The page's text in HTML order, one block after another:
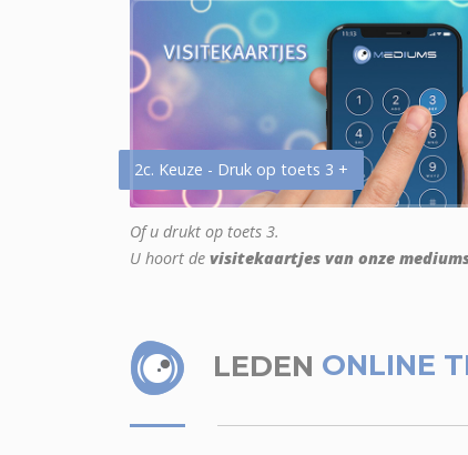
2c. Keuze - Druk op toets 3 +
Of u drukt op toets 3.
U hoort de visitekaartjes van onze
LEDEN ONLINE